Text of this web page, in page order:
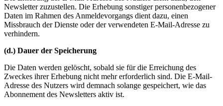
Newsletter zuzustellen. Die Erhebung sonstiger personenbezogener
Daten im Rahmen des Anmeldevorgangs dient dazu, einen
Missbrauch der Dienste oder der verwendeten E-Mail-Adresse zu
verhindern.
(d.) Dauer der Speicherung
Die Daten werden gelöscht, sobald sie für die Erreichung des
Zweckes ihrer Erhebung nicht mehr erforderlich sind. Die E-Mail-
Adresse des Nutzers wird demnach solange gespeichert, wie das
Abonnement des Newsletters aktiv ist.